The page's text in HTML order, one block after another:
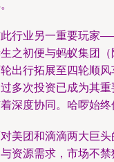
行业另一重要玩家
之初便与蚂蚁集团
出行拓展至四轮顺
多次投资已成为其
深度协同。哈啰始终
美团和滴滴两大巨
资源需求，市场不禁